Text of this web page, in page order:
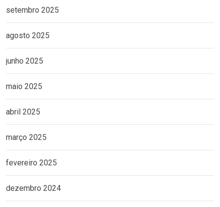
setembro 2025
agosto 2025
junho 2025
maio 2025
abril 2025
março 2025
fevereiro 2025
dezembro 2024